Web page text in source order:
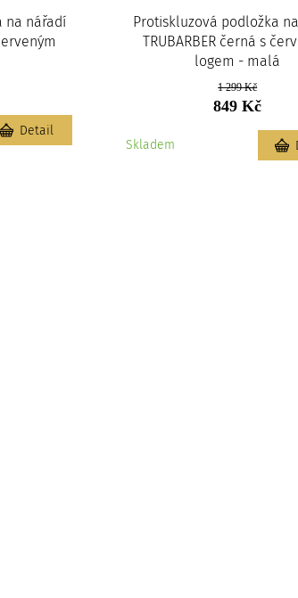
na nářadí
Detail
Protiskluzová podložka
TRUBARBER černá s
logem - malá
1 299 Kč
849 Kč
Skladem